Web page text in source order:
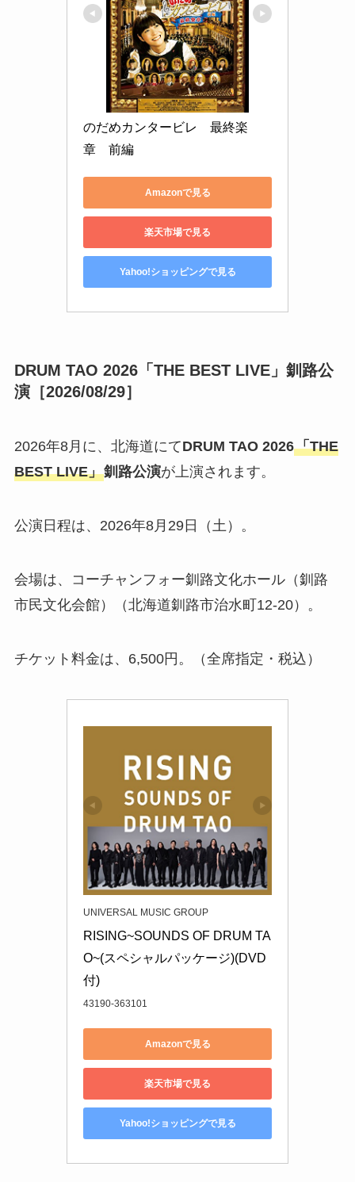
のだめカンタービレ　最終楽
章　前編
Amazonで見る
楽天市場で見る
Yahoo!ショッピングで見る
DRUM TAO 2026「THE BEST LIVE」釧路公
演［2026/08/29］
2026年8月に、北海道にてDRUM TAO 2026「THE
BEST LIVE」釧路公演が上演されます。
公演日程は、2026年8月29日（土）。
会場は、コーチャンフォー釧路文化ホール（釧路
市民文化会館）（北海道釧路市治水町12-20）。
チケット料金は、6,500円。（全席指定・税込）
UNIVERSAL MUSIC GROUP
RISING~SOUNDS OF DRUM TA
O~(スペシャルパッケージ)(DVD
付)
43190-363101
Amazonで見る
楽天市場で見る
Yahoo!ショッピングで見る